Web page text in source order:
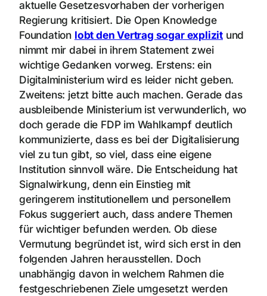
aktuelle Gesetzesvorhaben der vorherigen
Regierung kritisiert. Die Open Knowledge
Foundation lobt den Vertrag sogar explizit und
nimmt mir dabei in ihrem Statement zwei
wichtige Gedanken vorweg. Erstens: ein
Digitalministerium wird es leider nicht geben.
Zweitens: jetzt bitte auch machen. Gerade das
ausbleibende Ministerium ist verwunderlich, wo
doch gerade die FDP im Wahlkampf deutlich
kommunizierte, dass es bei der Digitalisierung
viel zu tun gibt, so viel, dass eine eigene
Institution sinnvoll wäre. Die Entscheidung hat
Signalwirkung, denn ein Einstieg mit
geringerem institutionellem und personellem
Fokus suggeriert auch, dass andere Themen
für wichtiger befunden werden. Ob diese
Vermutung begründet ist, wird sich erst in den
folgenden Jahren herausstellen. Doch
unabhängig davon in welchem Rahmen die
festgeschriebenen Ziele umgesetzt werden